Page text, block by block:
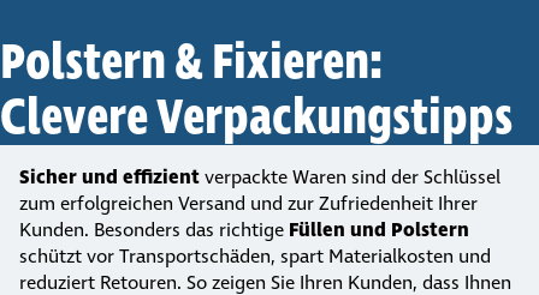
Polstern & Fixieren:
Clevere Verpa­ckungs­tipps
Sicher und effizient verpackte Waren sind der Schlüssel
zum erfolgreichen Versand und zur Zufriedenheit Ihrer
Kunden. Besonders das richtige Füllen und Polstern
schützt vor Trans­port­schäden, spart Materialkosten und
reduziert Retouren. So zeigen Sie Ihren Kunden, dass Ihnen